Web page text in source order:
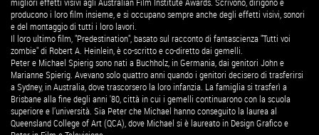
migliori effetti visivi agli Australian Film Institute Awards. Scrivono, dirigono e
producono i loro film insieme, e si occupano sempre anche degli effetti visivi, sonori
e del montaggio di tutti i loro lavori.
Il loro ultimo film, "Predestination", basato sul racconto di fantascienza "Tutti voi
zombie" di Robert A. Heinlein, è co-scritto e co-diretto dai gemelli.
Peter e Michael Spierig sono nati a Buchholz, in Germania, dai genitori John e
Marianne Spierig. Avevano solo quattro anni quando i genitori decisero di trasferirsi
a Sydney, in Australia, dove trascorsero la loro infanzia. La famiglia si trasferì a
Brisbane alla fine degli anni '80, città in cui i gemelli continuarono con la scuola
superiore e l’università. Sia Peter che Michael hanno conseguito la laurea al
Queensland College of Art (QCA), dove Michael si è laureato in Design Grafico e